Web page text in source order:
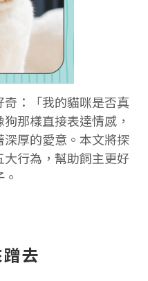
：「我的貓咪是否真
那樣直接表達情感，
厚的愛意。本文將探
行為，幫助飼主更好
去